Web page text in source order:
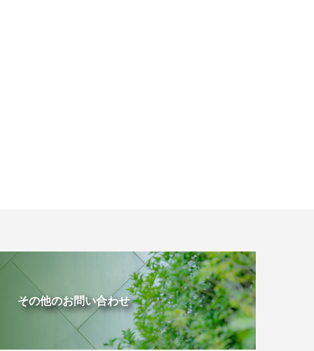
その他のお問い合わせ